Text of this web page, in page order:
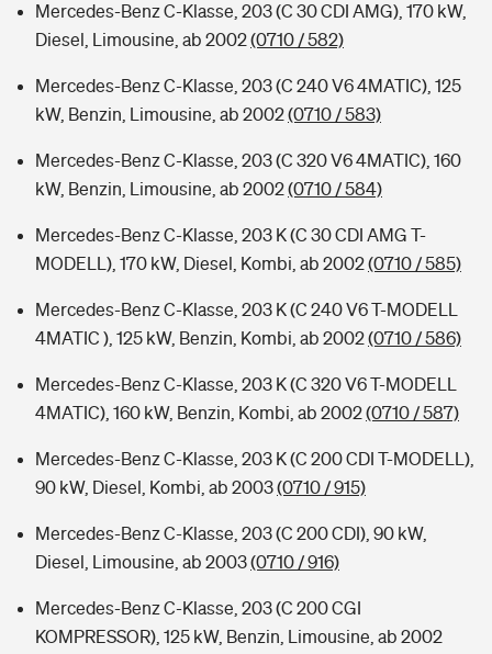
Mercedes-Benz C-Klasse, 203 (C 30 CDI AMG), 170 kW,
Diesel, Limousine, ab 2002(0710 / 582)
Mercedes-Benz C-Klasse, 203 (C 240 V6 4MATIC), 125
kW, Benzin, Limousine, ab 2002(0710 / 583)
Mercedes-Benz C-Klasse, 203 (C 320 V6 4MATIC), 160
kW, Benzin, Limousine, ab 2002(0710 / 584)
Mercedes-Benz C-Klasse, 203 K (C 30 CDI AMG T-
MODELL), 170 kW, Diesel, Kombi, ab 2002(0710 / 585)
Mercedes-Benz C-Klasse, 203 K (C 240 V6 T-MODELL
4MATIC ), 125 kW, Benzin, Kombi, ab 2002(0710 / 586)
Mercedes-Benz C-Klasse, 203 K (C 320 V6 T-MODELL
4MATIC), 160 kW, Benzin, Kombi, ab 2002(0710 / 587)
Mercedes-Benz C-Klasse, 203 K (C 200 CDI T-MODELL),
90 kW, Diesel, Kombi, ab 2003(0710 / 915)
Mercedes-Benz C-Klasse, 203 (C 200 CDI), 90 kW,
Diesel, Limousine, ab 2003(0710 / 916)
Mercedes-Benz C-Klasse, 203 (C 200 CGI
KOMPRESSOR), 125 kW, Benzin, Limousine, ab 2002